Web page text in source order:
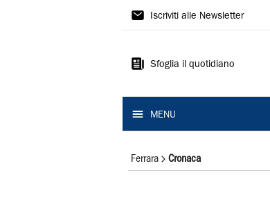
La
Ferrara
Iscriviti alle Newsletter
Sfoglia il quotidiano
MENU
Ferrara Cronaca